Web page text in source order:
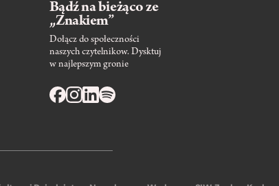
Bądź na bieżąco ze
„Znakiem”
Dołącz do społeczności
naszych czytelnikow. Dysktuj
w najlepszym gronie